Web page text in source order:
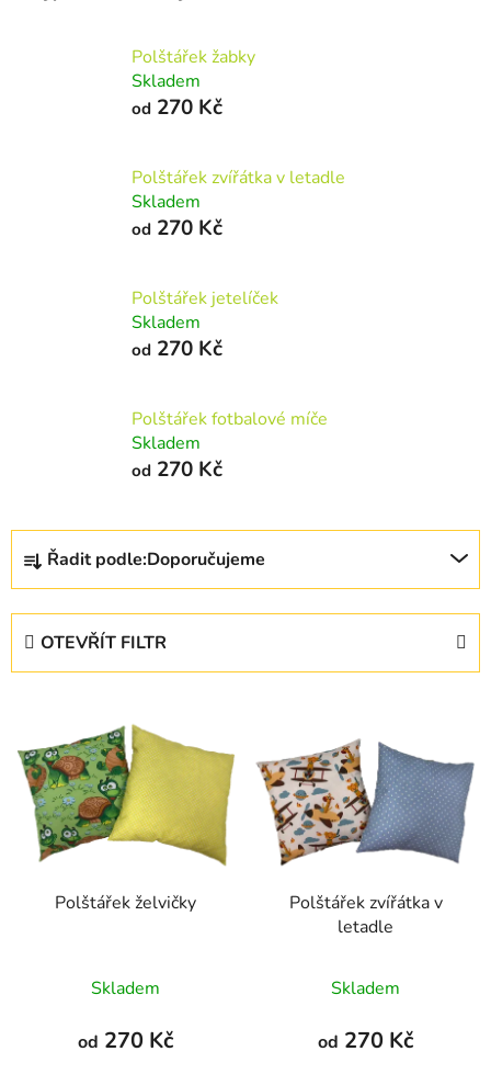
Polštářek žabky
Skladem
od 270 Kč
Polštářek zvířátka v letadle
Skladem
od 270 Kč
Polštářek jetelíček
Skladem
od 270 Kč
Polštářek fotbalové míče
Skladem
od 270 Kč
Ř
z
r
o
Řadit podle:Doporučujeme
OTEVŘÍT FILTR
p
Polštářek želvičky
hodnocení
produktu
Skladem
od 270 Kč
Polštářek zvířátka v
letadle
hodnocení
produktu
Skladem
od 270 Kč